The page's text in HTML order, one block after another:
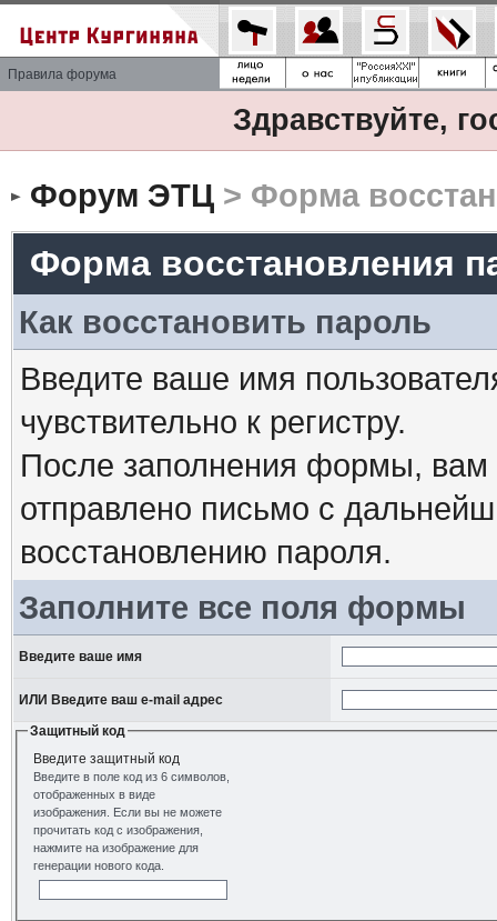
Правила форума
Здравствуйте,
Форум ЭТЦ> Форма
Форма восстановления
Как восстановить пароль
Введите ваше имя
чувствительно к регистру.
После заполнения формы, вам
отправлено письмо с
восстановлению пароля.
Заполните все поля формы
Введите ваше имя
ИЛИ Введите ваш e-mail адрес
Защитный код
Введите защитный код
Введите в поле код из 6 символов,
отображенных в виде
изображения. Если вы не можете
прочитать код с изображения,
нажмите на изображение для
генерации нового кода.